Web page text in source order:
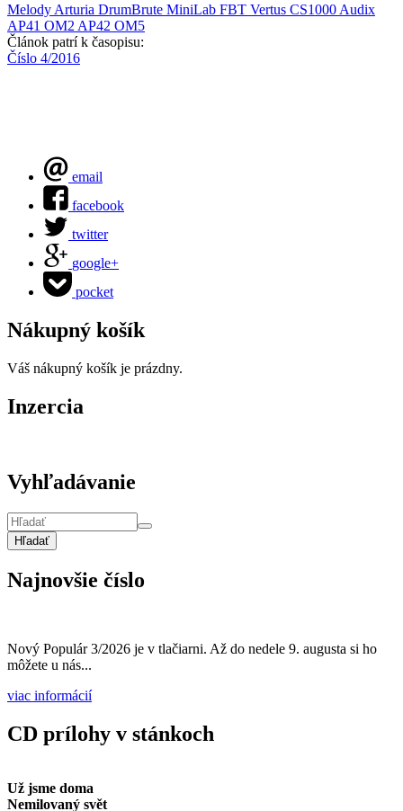
Melody Arturia DrumBrute MiniLab FBT Vertus CS1000 Audix
AP41 OM2 AP42 OM5
Článok patrí k časopisu:
Číslo 4/2016
email
facebook
twitter
google+
pocket
Nákupný košík
Váš nákupný košík je prázdny.
Inzercia
Vyhľadávanie
Hľadať
Najnovšie číslo
Nový Populár 3/2026 je v tlačiarni. Až do nedele 9. augusta si ho
môžete u nás...
viac informácií
CD prílohy v stánkoch
Už jsme doma
Nemilovaný svět